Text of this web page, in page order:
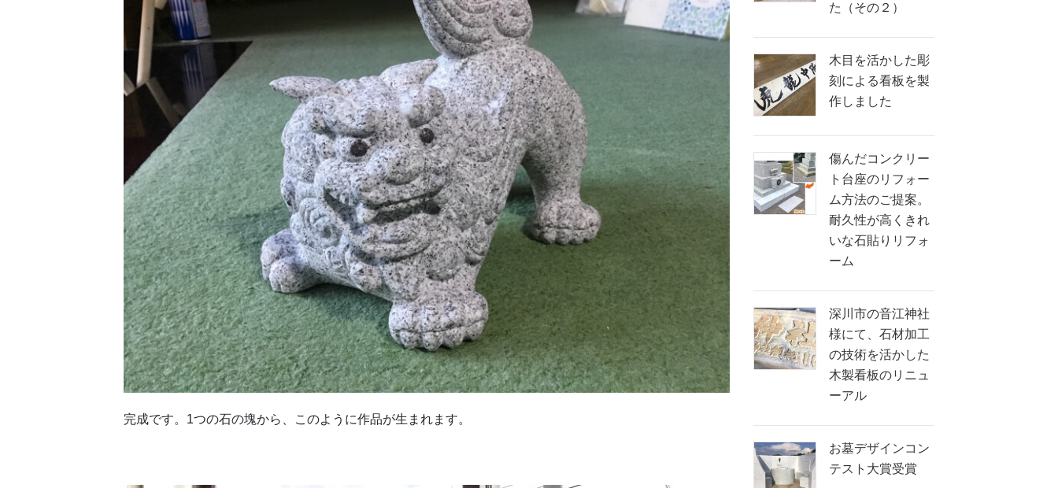
完成です。1つの石の塊から、このように作品が生まれます。
た（その２）
木目を活かした彫
刻による看板を製
作しました
傷んだコンクリー
ト台座のリフォー
ム方法のご提案。
耐久性が高くきれ
いな石貼りリフォ
ーム
深川市の音江神社
様にて、石材加工
の技術を活かした
木製看板のリニュ
ーアル
お墓デザインコン
テスト大賞受賞